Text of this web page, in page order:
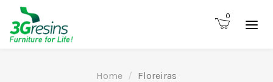
0
Home Floreiras